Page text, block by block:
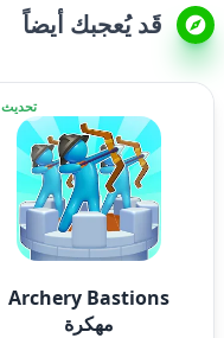
قَد يُعجبك أيضاً
تحديث
Archery Bastions
مهكرة